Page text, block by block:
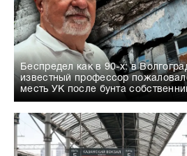
Беспредел как в 90-х: в
известный профессор
месть УК после бунта